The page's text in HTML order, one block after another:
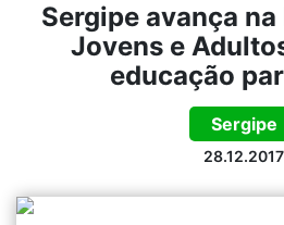
Sergipe avança
Jovens e
educação
Sergipe
28.12.2017